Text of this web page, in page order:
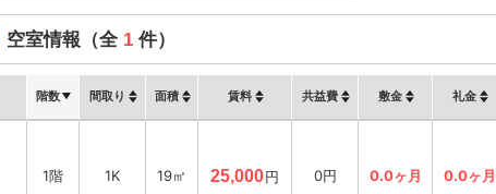
空室情報（全 1 件）
階数 間取り 面積 賃料 共益費 敷金 礼金
1階 1K 19㎡ 25,000円 0円 0.0ヶ月 0.0ヶ月